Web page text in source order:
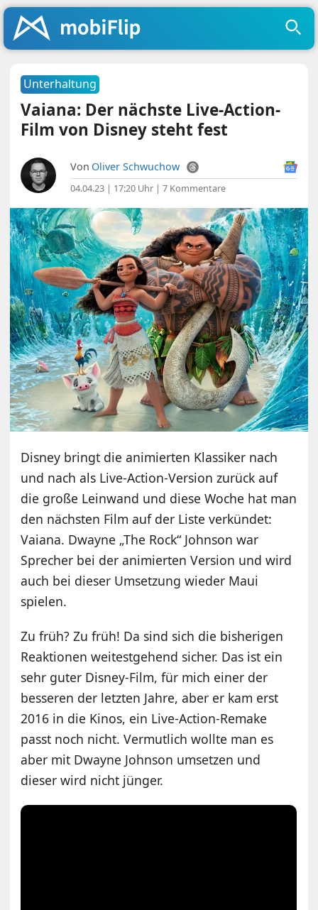
Unterhaltung
Vaiana: Der nächste Live-Action-
Film von Disney steht fest
Von Oliver Schwuchow
04.04.23 | 17:20 Uhr |7 Kommentare
Disney bringt die animierten Klassiker nach
und nach als Live-Action-Version zurück auf
die große Leinwand und diese Woche hat man
den nächsten Film auf der Liste verkündet:
Vaiana. Dwayne „The Rock“ Johnson war
Sprecher bei der animierten Version und wird
auch bei dieser Umsetzung wieder Maui
spielen.
Zu früh? Zu früh! Da sind sich die bisherigen
Reaktionen weitestgehend sicher. Das ist ein
sehr guter Disney-Film, für mich einer der
besseren der letzten Jahre, aber er kam erst
2016 in die Kinos, ein Live-Action-Remake
passt noch nicht. Vermutlich wollte man es
aber mit Dwayne Johnson umsetzen und
dieser wird nicht jünger.